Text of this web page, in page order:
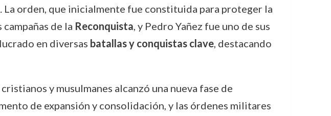
orden, que inicialmente fue constituida para proteger la
de la Reconquista, y Pedro Yañez fue uno de sus
en diversas batallas y conquistas clave, destacando
y musulmanes alcanzó una nueva fase de
de expansión y consolidación, y las órdenes militares